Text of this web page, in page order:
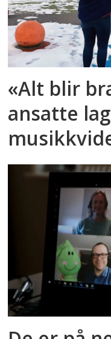
«Alt blir
ansatte